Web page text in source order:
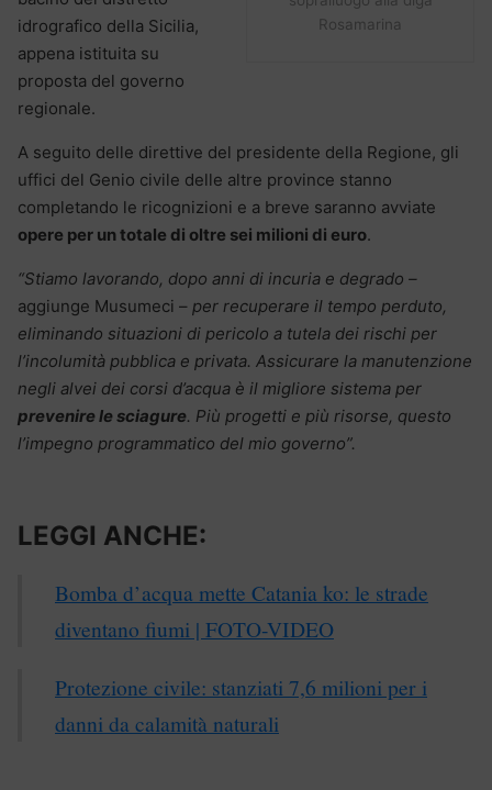
Rosamarina
idrografico della Sicilia,
appena istituita su
proposta del governo
regionale.
A seguito delle direttive del presidente della Regione, gli
uffici del Genio civile delle altre province stanno
completando le ricognizioni e a breve saranno avviate
opere per un totale di oltre sei milioni di euro.
“Stiamo lavorando, dopo anni di incuria e degrado –
aggiunge Musumeci – per recuperare il tempo perduto,
eliminando situazioni di pericolo a tutela dei rischi per
l’incolumità pubblica e privata. Assicurare la manutenzione
negli alvei dei corsi d’acqua è il migliore sistema per
prevenire le sciagure. Più progetti e più risorse, questo
l’impegno programmatico del mio governo”.
LEGGI ANCHE:
Bomba d’acqua mette Catania ko: le strade
diventano fiumi | FOTO-VIDEO
Protezione civile: stanziati 7,6 milioni per i
danni da calamità naturali